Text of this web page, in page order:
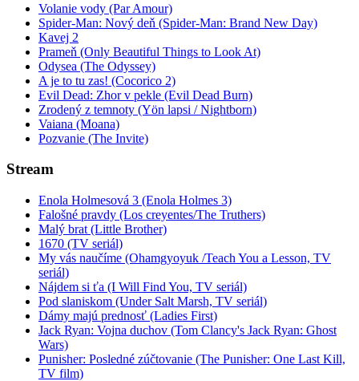
Volanie vody (Par Amour)
Spider-Man: Nový deň (Spider-Man: Brand New Day)
Kavej 2
Prameň (Only Beautiful Things to Look At)
Odysea (The Odyssey)
A je to tu zas! (Cocorico 2)
Evil Dead: Zhor v pekle (Evil Dead Burn)
Zrodený z temnoty (Yön lapsi / Nightborn)
Vaiana (Moana)
Pozvanie (The Invite)
Stream
Enola Holmesová 3 (Enola Holmes 3)
Falošné pravdy (Los creyentes/The Truthers)
Malý brat (Little Brother)
1670 (TV seriál)
My vás naučíme (Ohamgyoyuk /Teach You a Lesson, TV
seriál)
Nájdem si ťa (I Will Find You, TV seriál)
Pod slaniskom (Under Salt Marsh, TV seriál)
Dámy majú prednosť (Ladies First)
Jack Ryan: Vojna duchov (Tom Clancy's Jack Ryan: Ghost
Wars)
Punisher: Posledné zúčtovanie (The Punisher: One Last Kill,
TV film)